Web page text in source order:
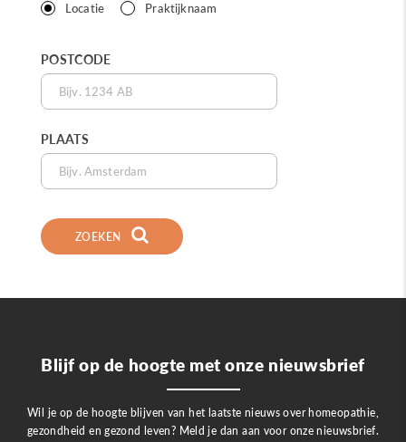
Locatie Praktijknaam
POSTCODE
PLAATS
ZOEKEN
Blijf op de hoogte met onze nieuwsbrief
Wil je op de hoogte blijven van het laatste nieuws over homeopathie,
gezondheid en gezond leven? Meld je dan aan voor onze nieuwsbrief.